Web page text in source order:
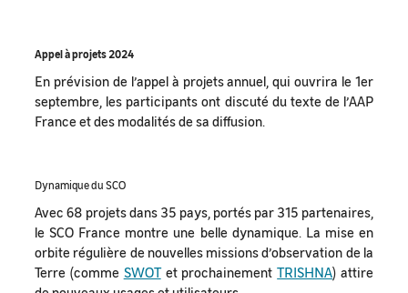
Appel à projets 2024
En prévision de l’appel à projets annuel, qui ouvrira le 1er
septembre, les participants ont discuté du texte de l’AAP
France et des modalités de sa diffusion.
Dynamique du SCO
Avec 68 projets dans 35 pays, portés par 315 partenaires,
le SCO France montre une belle dynamique. La mise en
orbite régulière de nouvelles missions d’observation de la
Terre (comme SWOTet prochainementTRISHNA) attire